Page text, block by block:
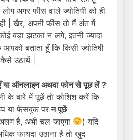
अगर फीस वाले ज्योतिषी को ही
| खैर, अपनी फीस तो मैं अंत में
बड़ा झटका न लगे, इतनी ज्यादा
बताता हूँ कि किसी ज्योतिषी
उठायें |
या ऑनलाइन अथवा फोन से पूछ लें ?
के बारे में पूछें तो कोशिश करें कि
या फेसबुक परन पूछें
है, अभी चल जाएगा
) यदि
फायदा उठाना है तो खुद